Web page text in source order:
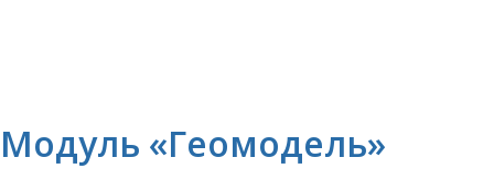
Модуль «Геомодель»